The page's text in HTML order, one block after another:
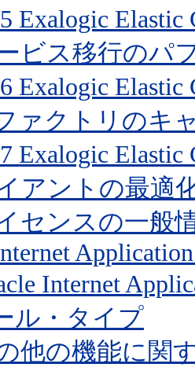
Exalogic
ビス移行のパ
Exalogic Elastic
ァクトリのキ
Exalogic Elastic
アントの最適
センスの一般
Internet
ル・タイプ
他の機能に関